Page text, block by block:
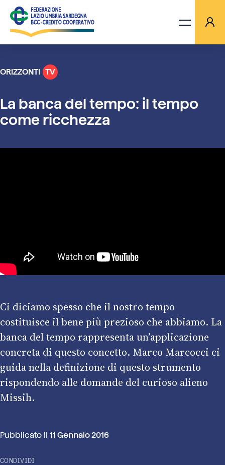
LA FEDERAZIONE
BANCHE
ORIZZONTI TV
La banca del tempo: il tempo
come ricchezza
Ci diciamo spesso che il nostro tempo
costituisce il bene più prezioso che abbiamo. La
banca del tempo rappresenta un’applicazione
concreta di questo concetto. Marco Marcocci ci
guida nella definizione di questo strumento
rispondendo alle domande del curioso alieno
Missih.
Pubblicato il 11 Gennaio 2016
CONDIVIDI